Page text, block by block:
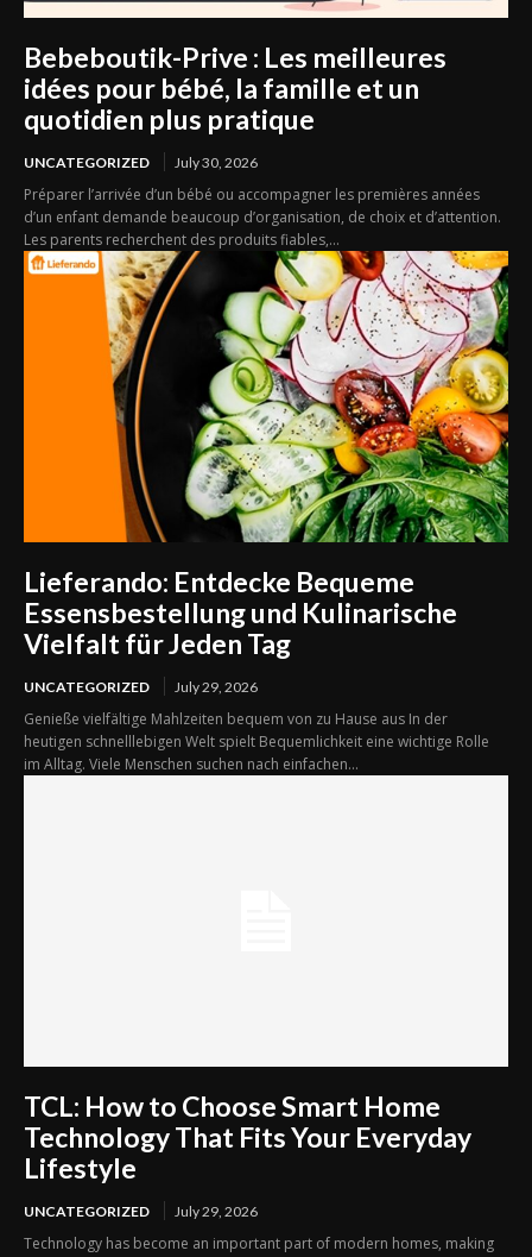
Bebeboutik-Prive : Les meilleures
idées pour bébé, la famille et un
quotidien plus pratique
UNCATEGORIZED July 30, 2026
Préparer l’arrivée d’un bébé ou accompagner les premières années
d’un enfant demande beaucoup d’organisation, de choix et d’attention.
Les parents recherchent des produits fiables,...
Lieferando: Entdecke Bequeme
Essensbestellung und Kulinarische
Vielfalt für Jeden Tag
UNCATEGORIZED July 29, 2026
Genieße vielfältige Mahlzeiten bequem von zu Hause aus In der
heutigen schnelllebigen Welt spielt Bequemlichkeit eine wichtige Rolle
im Alltag. Viele Menschen suchen nach einfachen...
TCL: How to Choose Smart Home
Technology That Fits Your Everyday
Lifestyle
UNCATEGORIZED July 29, 2026
Technology has become an important part of modern homes, making